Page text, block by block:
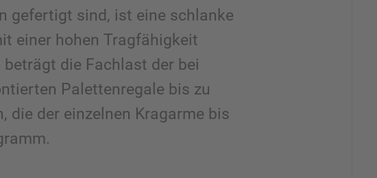
gefertigt sind, ist eine schlanke
einer hohen Tragfähigkeit
beträgt die Fachlast der bei
Palettenregale bis zu
die der einzelnen Kragarme bis